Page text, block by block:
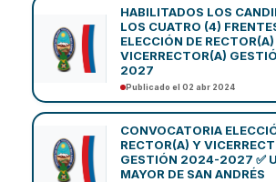
HABILITADOS LOS
LOS CUATRO (4)
ELECCIÓN DE
VICERRECTOR(A)
2027
Publicado el 02 abr 2024
CONVOCATORIA
RECTOR(A) Y
GESTIÓN 2024-2027 ✅
MAYOR DE SAN ANDRÉS